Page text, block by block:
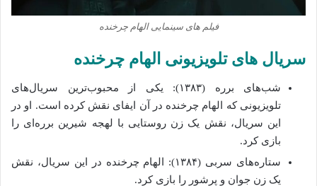
فیلم‌ های سینمایی الهام چرخنده
سریال‌ های تلویزیونی الهام چرخنده
شب‌های برره (۱۳۸۳): یکی از محبوب‌ترین سریال‌های
تلویزیونی که الهام چرخنده در آن ایفای نقش کرده است. او در
این سریال، نقش یک زن روستایی با لهجه شیرین برره‌ای را
بازی کرد.
ستاره‌های سربی (۱۳۸۴): الهام چرخنده در این سریال، نقش
یک زن جوان و پرشور را بازی کرد.